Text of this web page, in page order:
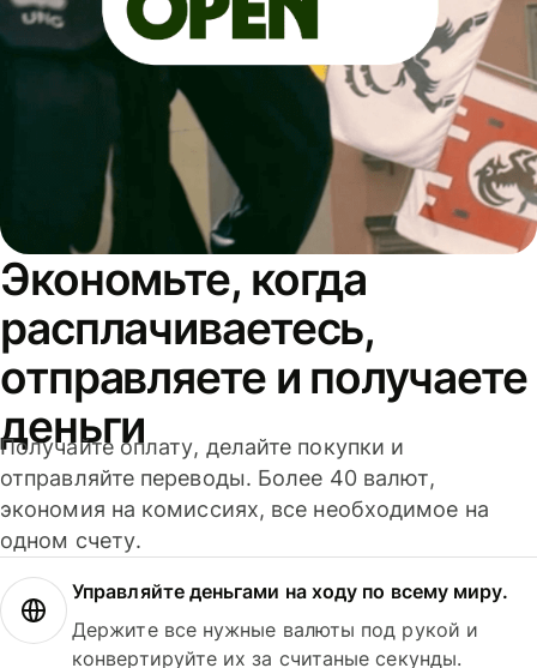
Экономьте, когда
расплачиваетесь,
отправляете и получаете
деньги
Получайте оплату, делайте покупки и
отправляйте переводы. Более 40 валют,
экономия на комиссиях, все необходимое на
одном счету.
Управляйте деньгами на ходу по всему миру.
Держите все нужные валюты под рукой и
конвертируйте их за считаные секунды.